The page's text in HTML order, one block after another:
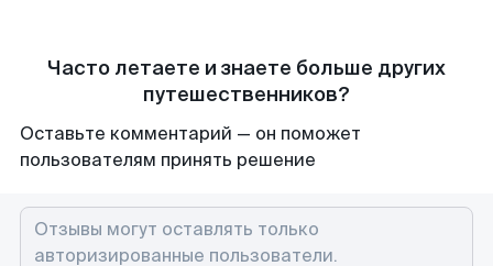
Часто летаете и знаете больше других
путешественников?
Оставьте комментарий — он поможет
пользователям принять решение